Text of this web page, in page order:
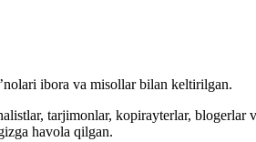
ibora va misollar bilan keltirilgan.
tarjimonlar, kopirayterlar,
havola qilgan.